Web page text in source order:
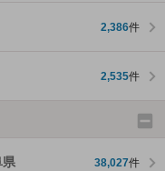
2,386件
2,535件
県 38,027件